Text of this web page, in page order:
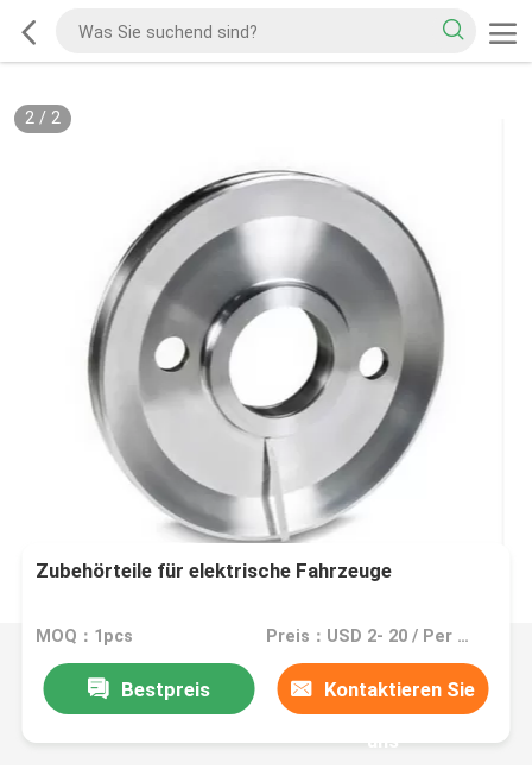
2/ 2
Zubehörteile für elektrische Fahrzeuge
MOQ：1pcs Preis：USD 2- 20 / Per Square Meter (M2)
Bestpreis Kontaktieren Sie
uns